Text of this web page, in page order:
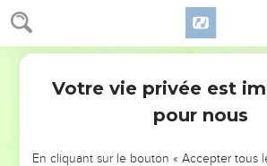
NE MANQUEZ PAS
Votre vie privée est
pour nous
En cliquant sur le bouton « Accepter tous